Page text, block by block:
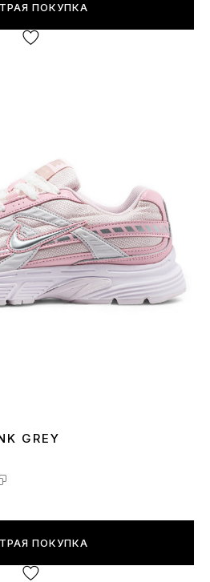
ПОКУПКА
GREY
ПОКУПКА